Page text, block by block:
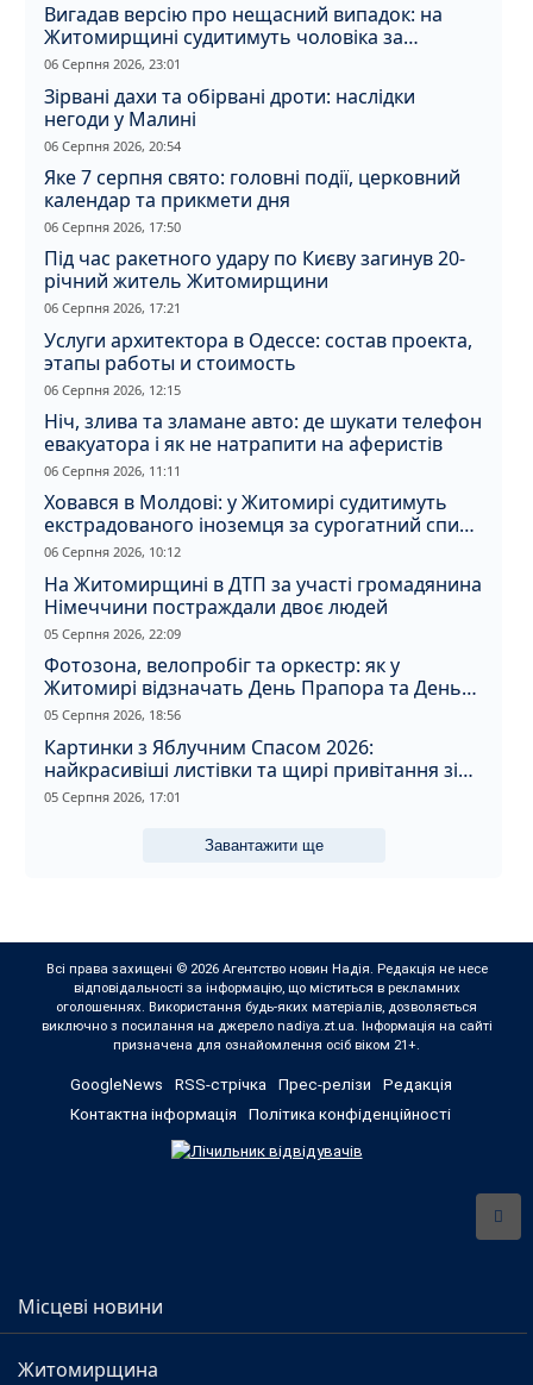
Вигадав версію про нещасний випадок: на
Житомирщині судитимуть чоловіка за
вбивство співмешканки
06 Серпня 2026, 23:01
Зірвані дахи та обірвані дроти: наслідки
негоди у Малині
06 Серпня 2026, 20:54
Яке 7 серпня свято: головні події, церковний
календар та прикмети дня
06 Серпня 2026, 17:50
Під час ракетного удару по Києву загинув 20-
річний житель Житомирщини
06 Серпня 2026, 17:21
Услуги архитектора в Одессе: состав проекта,
этапы работы и стоимость
06 Серпня 2026, 12:15
Ніч, злива та зламане авто: де шукати телефон
евакуатора і як не натрапити на аферистів
06 Серпня 2026, 11:11
Ховався в Молдові: у Житомирі судитимуть
екстрадованого іноземця за сурогатний спирт
і відмивання грошей
06 Серпня 2026, 10:12
На Житомирщині в ДТП за участі громадянина
Німеччини постраждали двоє людей
05 Серпня 2026, 22:09
Фотозона, велопробіг та оркестр: як у
Житомирі відзначать День Прапора та День
Незалежності
05 Серпня 2026, 18:56
Картинки з Яблучним Спасом 2026:
найкрасивіші листівки та щирі привітання зі
святом
05 Серпня 2026, 17:01
Завантажити ще
Всі права захищені © 2026 Агентство новин Надія. Редакція не несе
відповідальності за інформацію, що міститься в рекламних
оголошеннях. Використання будь-яких матеріалів, дозволяється
виключно з посилання на джерело nadiya.zt.ua. Інформація на сайті
призначена для ознайомлення осіб віком 21+.
GoogleNews RSS-стрічка Прес-релізи
Редакція
Контактна інформація
Політика конфіденційності
Місцеві новини
Житомирщина